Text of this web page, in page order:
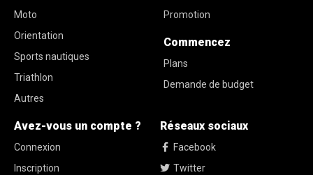
Moto
Orientation
Sports nautiques
Triathlon
Autres
Promotion
Commencez
Plans
Demande de budget
Avez-vous un compte ?
Connexion
Inscription
Réseaux sociaux
Facebook
Twitter